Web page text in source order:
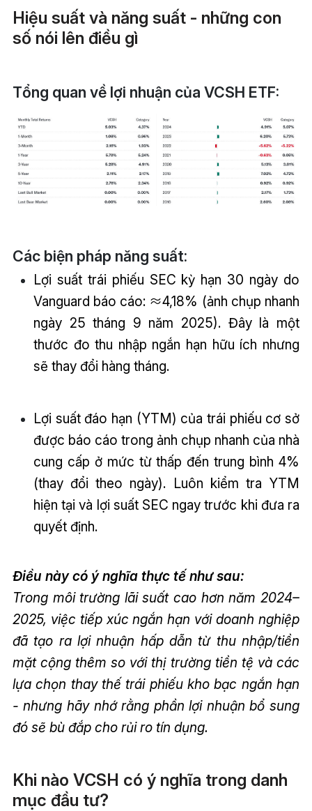
Hiệu suất và năng suất - những con
số nói lên điều gì
Tổng quan về lợi nhuận của VCSH ETF:
Các biện pháp năng suất:
Lợi suất trái phiếu SEC kỳ hạn 30 ngày do
Vanguard báo cáo: ≈4,18% (ảnh chụp nhanh
ngày 25 tháng 9 năm 2025). Đây là một
thước đo thu nhập ngắn hạn hữu ích nhưng
sẽ thay đổi hàng tháng.
Lợi suất đáo hạn (YTM) của trái phiếu cơ sở
được báo cáo trong ảnh chụp nhanh của nhà
cung cấp ở mức từ thấp đến trung bình 4%
(thay đổi theo ngày). Luôn kiểm tra YTM
hiện tại và lợi suất SEC ngay trước khi đưa ra
quyết định.
Điều này có ý nghĩa thực tế như sau:
Trong môi trường lãi suất cao hơn năm 2024–
2025, việc tiếp xúc ngắn hạn với doanh nghiệp
đã tạo ra lợi nhuận hấp dẫn từ thu nhập/tiền
mặt cộng thêm so với thị trường tiền tệ và các
lựa chọn thay thế trái phiếu kho bạc ngắn hạn
- nhưng hãy nhớ rằng phần lợi nhuận bổ sung
đó sẽ bù đắp cho rủi ro tín dụng.
Khi nào VCSH có ý nghĩa trong danh
mục đầu tư?